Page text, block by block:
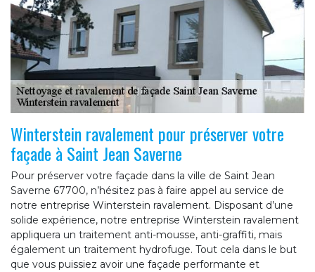
Winterstein ravalement pour préserver votre
façade à Saint Jean Saverne
Pour préserver votre façade dans la ville de Saint Jean
Saverne 67700, n’hésitez pas à faire appel au service de
notre entreprise Winterstein ravalement. Disposant d’une
solide expérience, notre entreprise Winterstein ravalement
appliquera un traitement anti-mousse, anti-graffiti, mais
également un traitement hydrofuge. Tout cela dans le but
que vous puissiez avoir une façade performante et